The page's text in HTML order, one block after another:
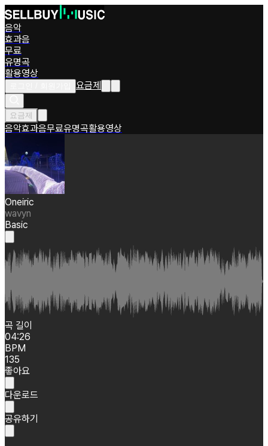
음악
효과음
무료
유명곡
활용영상
요금제
요금제
음악효과음무료유명곡활용영상
Oneiric
wavyn
Basic
곡 길이
04:26
BPM
135
좋아요
다운로드
공유하기